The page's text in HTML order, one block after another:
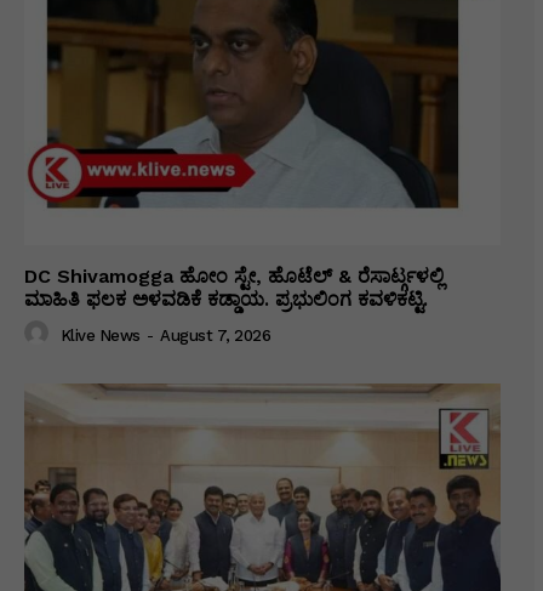
DC Shivamogga ಹೋಂ ಸ್ಟೇ, ಹೊಟೆಲ್ & ರೆಸಾರ್ಟ್ಗಳಲ್ಲಿ
ಮಾಹಿತಿ ಫಲಕ ಅಳವಡಿಕೆ ಕಡ್ಡಾಯ. ಪ್ರಭುಲಿಂಗ ಕವಳಿಕಟ್ಟಿ.
Klive News - August 7, 2026